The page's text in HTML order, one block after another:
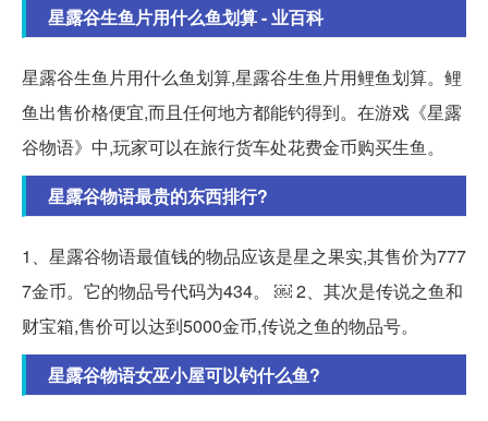
星露谷生鱼片用什么鱼划算 - 业百科
星露谷生鱼片用什么鱼划算,星露谷生鱼片用鲤鱼划算。鲤
鱼出售价格便宜,而且任何地方都能钓得到。在游戏《星露
谷物语》中,玩家可以在旅行货车处花费金币购买生鱼。
星露谷物语最贵的东西排行?
1、星露谷物语最值钱的物品应该是星之果实,其售价为777
7金币。它的物品号代码为434。 ￼ 2、其次是传说之鱼和
财宝箱,售价可以达到5000金币,传说之鱼的物品号。
星露谷物语女巫小屋可以钓什么鱼?